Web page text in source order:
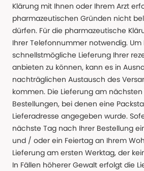
Klärung mit Ihnen oder Ihrem Arzt
pharmazeutischen Gründen nicht
dürfen. Für die pharmazeutische
Ihrer Telefonnummer notwendig. Um
schnellstmögliche Lieferung Ihrer
anbieten zu können, kann es in
nachträglichen Austausch des
kommen. Die Lieferung am
Bestellungen, bei denen eine
Lieferadresse angegeben wurde.
nächste Tag nach Ihrer Bestellung
und / oder ein Feiertag an Ihrem
Lieferung am ersten Werktag, der
In Fällen höherer Gewalt erfolgt die